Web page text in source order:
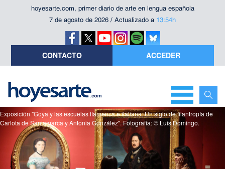
hoyesarte.com, primer diario de arte en lengua española
7 de agosto de 2026 / Actualizado a 13:54h
CONTACTO ACCEDER
Exposición "Goya y las escuelas flamenca e italiana. Un siglo de filantropía de
Carlota de Santamarca y Antonia González". Fotografía: © Luis Domingo.